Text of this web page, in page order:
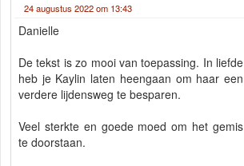
24 augustus 2022 om 13:43
Danielle
De tekst is zo mooi van toepassing. In liefde
heb je Kaylin laten heengaan om haar een
verdere lijdensweg te besparen.
Veel sterkte en goede moed om het gemis
te doorstaan.